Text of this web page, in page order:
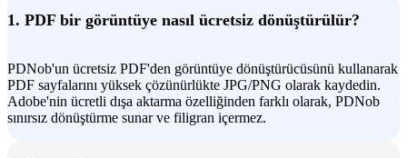
1. PDF bir görüntüye nasıl ücretsiz dönüştürülür?
PDNob'un ücretsiz PDF'den görüntüye dönüştürücüsünü kullanarak
PDF sayfalarını yüksek çözünürlükte JPG/PNG olarak kaydedin.
Adobe'nin ücretli dışa aktarma özelliğinden farklı olarak, PDNob
sınırsız dönüştürme sunar ve filigran içermez.